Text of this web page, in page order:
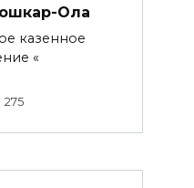
Ола
казенное
«
275